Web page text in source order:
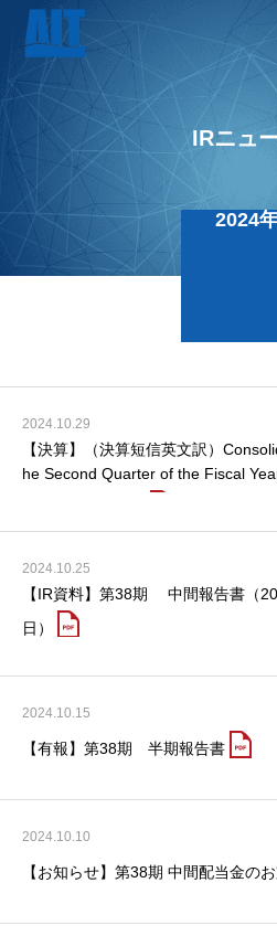
IRニュ
2024
2024.10.29
【決算】（決算短信英文訳）
he Second Quarter of the Fiscal
2024.10.25
【IR資料】第38期 中間報告書（
日）
2024.10.15
【有報】第38期 半期報告書
2024.10.10
【お知らせ】第38期 中間配当金の